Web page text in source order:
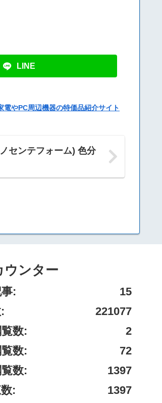
LINE
電やPC周辺機器の特価品紹介サイト
センテフォーム) 色分
ウンター
15
:
221077
2
数:
72
数:
1397
数:
1397
: